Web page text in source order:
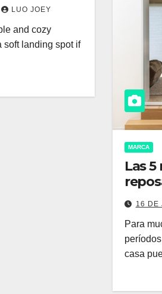
LUO JOEY
and cozy
soft landing spot if
MARCA
Las
16 DE
Para
casa